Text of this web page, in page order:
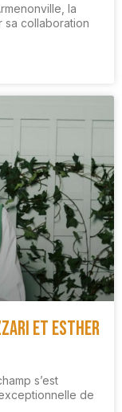
la
sa collaboration
et Esther
s’est
de